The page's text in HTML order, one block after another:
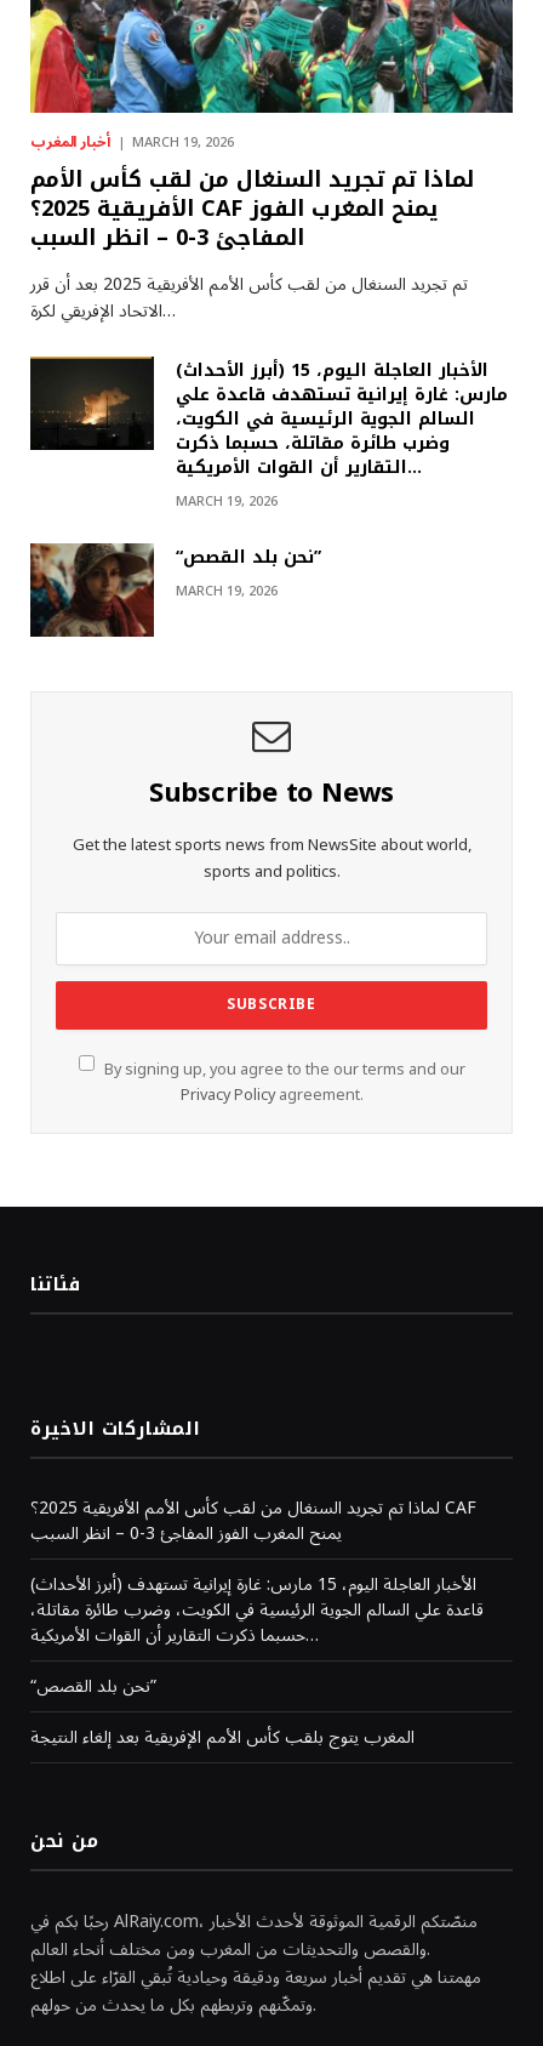
أخبار المغرب MARCH 19, 2026
لماذا تم تجريد السنغال من لقب كأس الأمم
الأفريقية 2025؟ CAF يمنح المغرب الفوز
المفاجئ 3-0 – انظر السبب
تم تجريد السنغال من لقب كأس الأمم الأفريقية 2025 بعد أن قرر
الاتحاد الإفريقي لكرة…
(أبرز الأحداث) الأخبار العاجلة اليوم، 15
مارس: غارة إيرانية تستهدف قاعدة علي
السالم الجوية الرئيسية في الكويت،
وضرب طائرة مقاتلة، حسبما ذكرت
التقارير أن القوات الأمريكية…
MARCH 19, 2026
“نحن بلد القصص”
MARCH 19, 2026
Subscribe to News
Get the latest sports news from NewsSite about world,
sports and politics.
By signing up, you agree to the our terms and our
Privacy Policyagreement.
فئاتنا
المشاركات الاخيرة
لماذا تم تجريد السنغال من لقب كأس الأمم الأفريقية 2025؟ CAF
يمنح المغرب الفوز المفاجئ 3-0 – انظر السبب
(أبرز الأحداث) الأخبار العاجلة اليوم، 15 مارس: غارة إيرانية تستهدف
قاعدة علي السالم الجوية الرئيسية في الكويت، وضرب طائرة مقاتلة،
حسبما ذكرت التقارير أن القوات الأمريكية…
“نحن بلد القصص”
المغرب يتوج بلقب كأس الأمم الإفريقية بعد إلغاء النتيجة
من نحن
رحبًا بكم في AlRaiy.com، منصّتكم الرقمية الموثوقة لأحدث الأخبار
والقصص والتحديثات من المغرب ومن مختلف أنحاء العالم.
مهمتنا هي تقديم أخبار سريعة ودقيقة وحيادية تُبقي القرّاء على اطلاع
وتمكّنهم وتربطهم بكل ما يحدث من حولهم.